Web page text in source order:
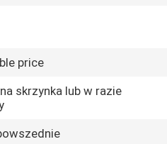
price
skrzynka lub w razie